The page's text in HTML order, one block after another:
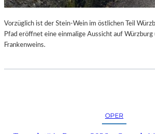
U
R
-
Vorzüglich ist der Stein-Wein im östlichen Teil
Pfad eröffnet eine einmalige Aussicht auf Würzburg
Frankenweins.
OPER